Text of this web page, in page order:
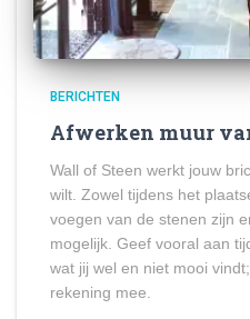
BERICHTEN
Afwerken muur
Wall of Steen werkt jouw
wilt. Zowel tijdens het
voegen van de stenen zijn
mogelijk. Geef vooral aan
wat jij wel en niet mooi
rekening mee.